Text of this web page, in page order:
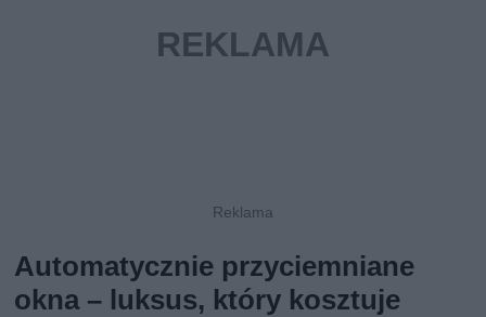
Automatycznie przyciemniane
okna – luksus, który kosztuje